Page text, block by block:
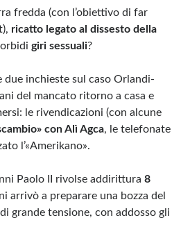
fredda (con l’obiettivo di far
ricatto legato al dissesto della
giri sessuali?
due inchieste sul caso Orlandi-
del mancato ritorno a casa e
le rivendicazioni (con alcune
con Alì Agca, le telefonate
l’«Amerikano».
Paolo II rivolse addirittura 8
arrivò a preparare una bozza del
grande tensione, con addosso gli